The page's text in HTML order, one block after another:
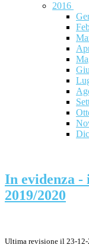
2016
In evidenza -
2019/2020
Ultima revisione il 23-12-